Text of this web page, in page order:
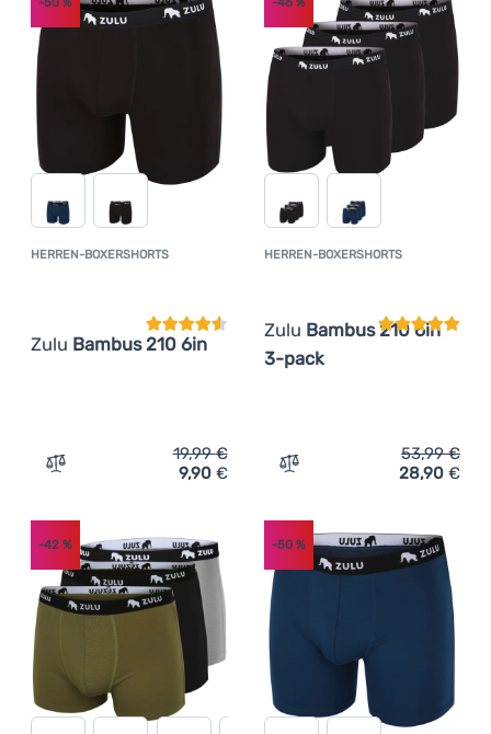
HERREN-BOXERSHORTS
Zulu Bambus 210 6in
Kundenbewertung
Zum Vergleich 'Herren-Boxershorts Zulu Bambus 210
19,99€
9,90 €
HERREN-BOXERSHORTS
Zulu Bambus 210 6in
3-pack
Zum Vergleich 'Herren-
53,99€
28,90 €
-42 % -50%